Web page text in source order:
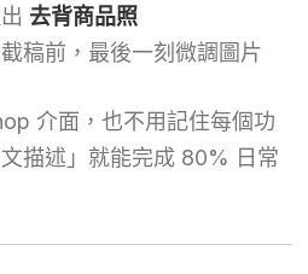
去背商品照
稿前，最後一刻微調圖片
介面，也不用記住每個功
描述」就能完成 80% 日常